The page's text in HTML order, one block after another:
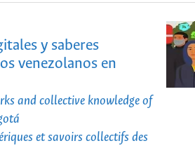
y saberes
venezolanos en
and collective knowledge of
et savoirs collectifs des